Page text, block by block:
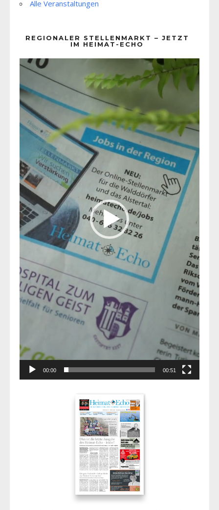
Alle Veranstaltungen
REGIONALER STELLENMARKT – JETZT
IM HEIMAT-ECHO
Player
00:00 00:51